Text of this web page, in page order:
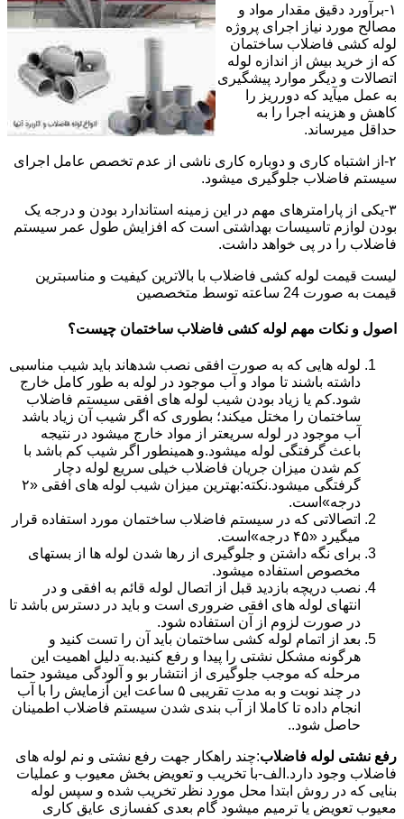
۱-برآورد دقیق مقدار مواد و
مصالح مورد نیاز اجرای پروژه
لوله کشی فاضلاب ساختمان
که از خرید بیش از اندازه لوله
اتصالات و دیگر موارد پیشگیری
به عمل میآید که دورریز را
کاهش و هزینه اجرا را به
حداقل میرساند.
۲-از اشتباه کاری و دوباره کاری ناشی از عدم تخصص عامل اجرای
سیستم فاضلاب جلوگیری میشود.
۳-یکی از پارامترهای مهم در این زمینه استاندارد بودن و درجه یک
بودن لوازم تاسیسات بهداشتی است که افزایش طول عمر سیستم
فاضلاب را در پی خواهد داشت.
لیست قیمت لوله کشی فاضلاب با بالاترین کیفیت و مناسبترین
قیمت به صورت 24 ساعته توسط متخصصین
اصول و نکات مهم لوله کشی فاضلاب ساختمان چیست؟
لوله هایی که به صورت افقی نصب شدهاند باید شیب مناسبی
داشته باشند تا مواد و آب موجود در لوله به طور کامل خارج
شود.کم یا زیاد بودن شیب لوله های افقی سیستم فاضلاب
ساختمان را مختل میکند؛ بطوری که اگر شیب آن زیاد باشد
آب موجود در لوله سریعتر از مواد خارج میشود در نتیجه
باعث گرفتگی لوله میشود.و همینطور اگر شیب کم باشد با
کم شدن میزان جریان فاضلاب خیلی سریع لوله دچار
گرفتگی میشود.نکته:بهترین میزان شیب لوله های افقی «۲
درجه»است.
اتصالاتی که در سیستم فاضلاب ساختمان مورد استفاده قرار
میگیرد «۴۵ درجه»است.
برای نگه داشتن و جلوگیری از رها شدن لوله ها از بستهای
مخصوص استفاده میشود.
نصب دریچه بازدید قبل از اتصال لوله قائم به افقی و در
انتهای لوله های افقی ضروری است و باید در دسترس باشد تا
در صورت لزوم از آن استفاده شود.
بعد از اتمام لوله کشی ساختمان باید آن را تست کنید و
هرگونه مشکل نشتی را پیدا و رفع کنید.به دلیل اهمیت این
مرحله که موجب جلوگیری از انتشار بو و آلودگی میشود حتما
در چند نوبت و به مدت تقریبی ۵ ساعت این آزمایش را با آب
انجام داده تا کاملا از آب بندی شدن سیستم فاضلاب اطمینان
حاصل شود..
رفع نشتی لوله فاضلاب:چند راهکار جهت رفع نشتی و نم لوله های
فاضلاب وجود دارد.الف-با تخریب و تعویض بخش معیوب و عملیات
بنایی که در روش ابتدا محل مورد نظر تخریب شده و سپس لوله
معیوب تعویض یا ترمیم میشود گام بعدی کفسازی عایق کاری